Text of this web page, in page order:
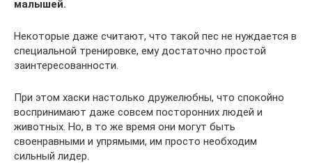
малышей.
Некоторые даже считают, что такой пес не нуждается в
специальной тренировке, ему достаточно простой
заинтересованности.
При этом хаски настолько дружелюбны, что спокойно
воспринимают даже совсем посторонних людей и
животных. Но, в то же время они могут быть
своенравными и упрямыми, им просто необходим
сильный лидер.